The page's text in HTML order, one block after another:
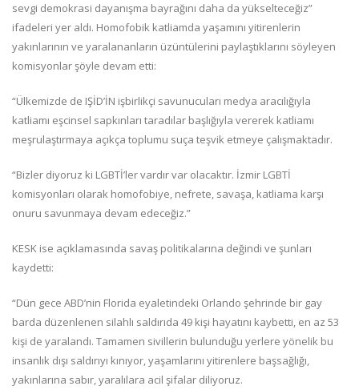
sevgi demokrasi dayanışma bayrağını daha da yükselteceğiz”
ifadeleri yer aldı. Homofobik katliamda yaşamını yitirenlerin
yakınlarının ve yaralananların üzüntülerini paylaştıklarını söyleyen
komisyonlar şöyle devam etti:
“Ülkemizde de IŞİD’İN işbirlikçi savunucuları medya aracılığıyla
katliamı eşcinsel sapkınları taradılar başlığıyla vererek katliamı
meşrulaştırmaya açıkça toplumu suça teşvik etmeye çalışmaktadır.
“Bizler diyoruz ki LGBTİ’ler vardır var olacaktır. İzmir LGBTİ
komisyonları olarak homofobiye, nefrete, savaşa, katliama karşı
onuru savunmaya devam edeceğiz.”
KESK ise açıklamasında savaş politikalarına değindi ve şunları
kaydetti:
“Dün gece ABD’nin Florida eyaletindeki Orlando şehrinde bir gay
barda düzenlenen silahlı saldırıda 49 kişi hayatını kaybetti, en az 53
kişi de yaralandı. Tamamen sivillerin bulunduğu yerlere yönelik bu
insanlık dışı saldırıyı kınıyor, yaşamlarını yitirenlere başsağlığı,
yakınlarına sabır, yaralılara acil şifalar diliyoruz.